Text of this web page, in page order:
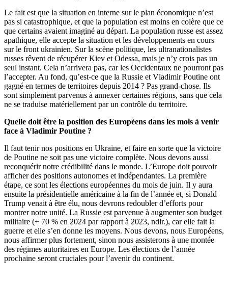
Le fait est que la situation en interne sur le plan économique n’est
pas si catastrophique, et que la population est moins en colère que ce
que certains avaient imaginé au départ. La population russe est assez
apathique, elle accepte la situation et les développements en cours
sur le front ukrainien. Sur la scène politique, les ultranationalistes
russes rêvent de récupérer Kiev et Odessa, mais je n’y crois pas un
seul instant. Cela n’arrivera pas, car les Occidentaux ne pourront pas
l’accepter. Au fond, qu’est-ce que la Russie et Vladimir Poutine ont
gagné en termes de territoires depuis 2014 ? Pas grand-chose. Ils
sont simplement parvenus à annexer certaines régions, sans que cela
ne se traduise matériellement par un contrôle du territoire.
Quelle doit être la position des Européens dans les mois à venir
face à Vladimir Poutine ?
Il faut tenir nos positions en Ukraine, et faire en sorte que la victoire
de Poutine ne soit pas une victoire complète. Nous devons aussi
reconquérir notre crédibilité dans le monde. L’Europe doit pouvoir
afficher des positions autonomes et indépendantes. La première
étape, ce sont les élections européennes du mois de juin. Il y aura
ensuite la présidentielle américaine à la fin de l’année et, si Donald
Trump venait à être élu, nous devrons redoubler d’efforts pour
montrer notre unité. La Russie est parvenue à augmenter son budget
militaire (+ 70 % en 2024 par rapport à 2023, ndlr.), car elle fait la
guerre et elle s’en donne les moyens. Nous devons, nous Européens,
nous affirmer plus fortement, sinon nous assisterons à une montée
des régimes autoritaires en Europe. Les élections de l’année
prochaine seront cruciales pour l’avenir du continent.